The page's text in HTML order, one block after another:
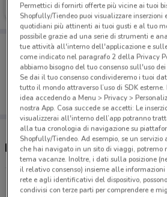
Scade il 10/09
Porta DoveConviene sempre
Puoi trovare le migliori offerte
salvarle e creare la tua lista
dal tuo cellulare.
Negozi Iliad a Licata
Corso Umberto Argentina
Permettici di fornirti offerte più vicine ai tuoi
Shopfully/Tiendeo puoi visualizzare inserzioni
quotidiani più attinenti ai tuoi gusti e al tuo
possibile grazie ad una serie di strumenti e
tue attività all'interno dell'applicazione e
come indicato nel paragrafo 2 della Privacy
abbiamo bisogno del tuo consenso sull'uso
Se dai il tuo consenso condivideremo i tuoi
tutto il mondo attraverso l’uso di SDK
idea accedendo a Menu > Privacy >
nostra App. Cosa succede se accetti: Le
visualizzerai all'interno dell’app potranno
alla tua cronologia di navigazione su
Shopfully/Tiendeo. Ad esempio, se un
che hai navigato in un sito di viaggi, potremo
tema vacanze. Inoltre, i dati sulla posizione
il relativo consenso) insieme alle
rete e agli identificativi del dispositivo,
condivisi con terze parti per comprendere e